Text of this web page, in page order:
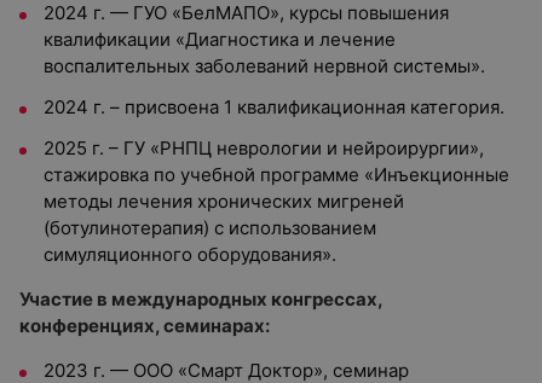
2024 г. — ГУО «БелМАПО», курсы повышения
квалификации «Диагностика и лечение
воспалительных заболеваний нервной системы».
2024 г. – присвоена 1 квалификационная категория.
2025 г. – ГУ «РНПЦ неврологии и нейроирургии»,
стажировка по учебной программе «Инъекционные
методы лечения хронических мигреней
(ботулинотерапия) с использованием
симуляционного оборудования».
Участие в международных конгрессах,
конференциях, семинарах:
2023 г. — ООО «Смарт Доктор», семинар